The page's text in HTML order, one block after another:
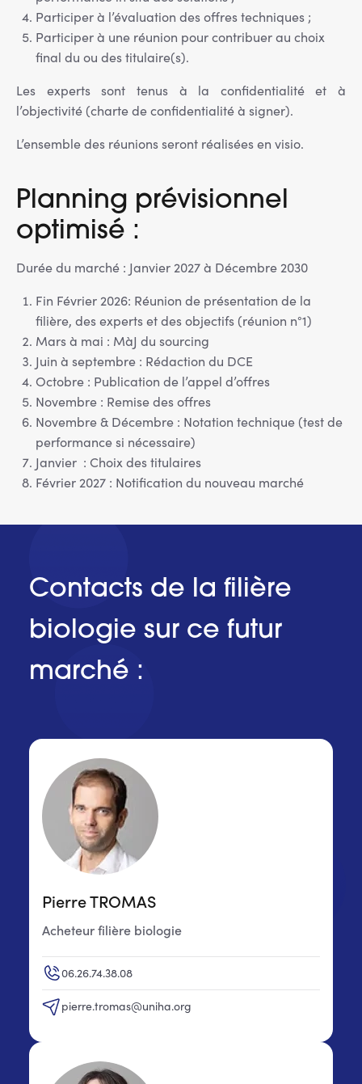
Participer à l’évaluation des offres techniques ;
Participer à une réunion pour contribuer au choix
final du ou des titulaire(s).
Les experts sont tenus à la confidentialité et à
l’objectivité (charte de confidentialité à signer).
L’ensemble des réunions seront réalisées en visio.
Planning prévisionnel
optimisé :
Durée du marché : Janvier 2027 à Décembre 2030
Fin Février 2026: Réunion de présentation de la
filière, des experts et des objectifs (réunion n°1)
Mars à mai : MàJ du sourcing
Juin à septembre : Rédaction du DCE
Octobre : Publication de l’appel d’offres
Novembre : Remise des offres
Novembre & Décembre : Notation technique (test de
performance si nécessaire)
Janvier : Choix des titulaires
Février 2027 : Notification du nouveau marché
Contacts de la filière
biologie sur ce futur
marché :
Pierre TROMAS
Acheteur filière biologie
06.26.74.38.08
pierre.tromas@uniha.org